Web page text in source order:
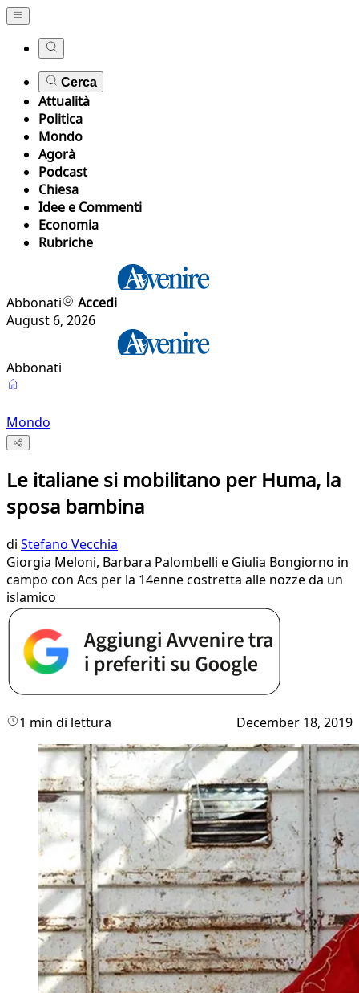
Cerca
Attualità
Politica
Mondo
Agorà
Podcast
Chiesa
Idee e Commenti
Economia
Rubriche
Abbonati
Accedi
August 6, 2026
Abbonati
Mondo
Le italiane si mobilitano per Huma, la
sposa bambina
di Stefano Vecchia
Giorgia Meloni, Barbara Palombelli e Giulia Bongiorno in
campo con Acs per la 14enne costretta alle nozze da un
islamico
1 min di lettura December 18, 2019